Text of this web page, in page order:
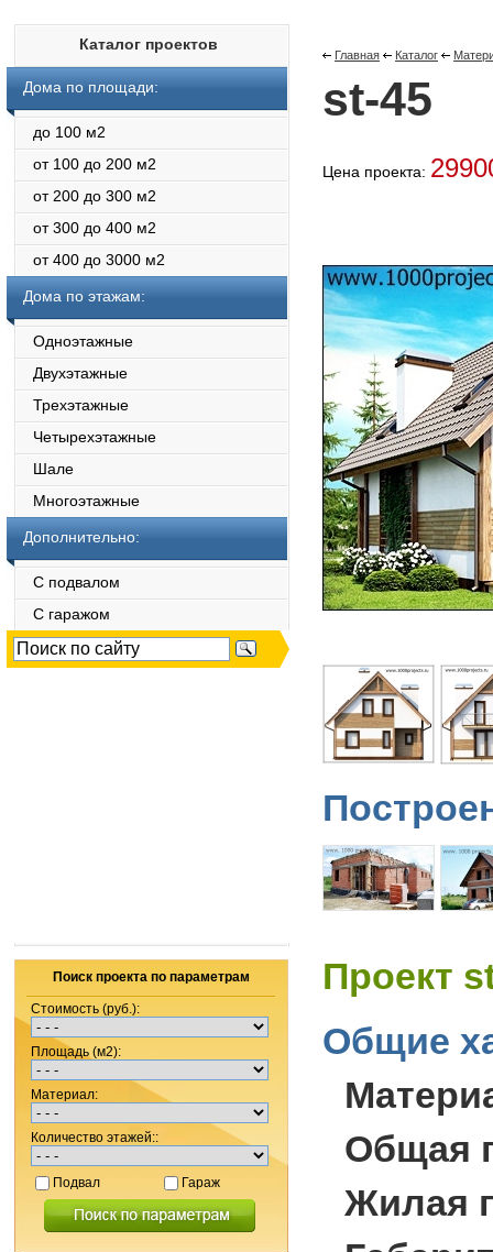
Каталог проектов
Дома по площади:
до 100 м2
от 100 до 200 м2
от 200 до 300 м2
от 300 до 400 м2
от 400 до 3000 м2
Дома по этажам:
Одноэтажные
Двухэтажные
Трехэтажные
Четырехэтажные
Шале
Многоэтажные
Дополнительно:
С подвалом
С гаражом
Поиск проекта по параметрам
Стоимость (руб.):
Площадь (м2):
Материал:
Количество этажей::
Подвал Гараж
Главная Каталог
st-45
Цена проекта:
Проект
Общие
Общая
Жилая